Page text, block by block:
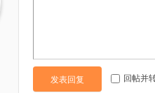
发表回复 回帖并